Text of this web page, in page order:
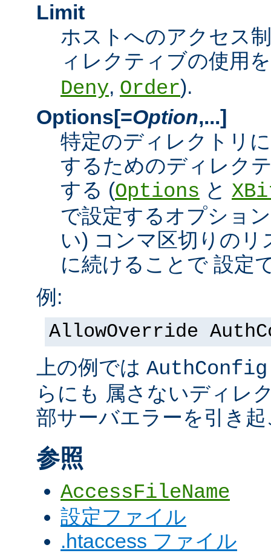
Limit
ホストへのアクセス
ィレクティブの使用
Deny, Order).
Options[=Option,...]
特定のディレクトリ
するためのディレク
する (Options と
で設定するオプショ
い) コンマ区切りの
に続けることで 設定
例:
AllowOverride
上の例では AuthConfig
らにも 属さないディレ
部サーバエラーを引き
参照
AccessFileName
設定ファイル
.htaccess ファイル